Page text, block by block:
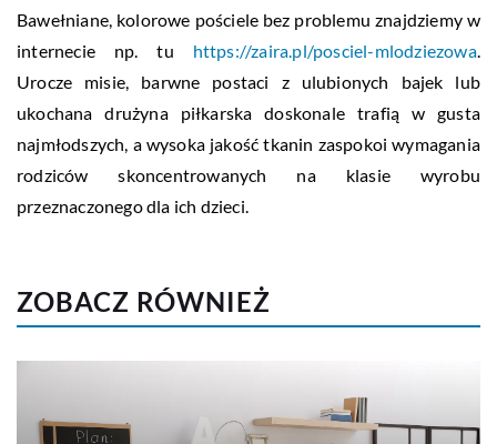
Bawełniane, kolorowe pościele bez problemu znajdziemy w
internecie np. tu https://zaira.pl/posciel-mlodziezowa.
Urocze misie, barwne postaci z ulubionych bajek lub
ukochana drużyna piłkarska doskonale trafią w gusta
najmłodszych, a wysoka jakość tkanin zaspokoi wymagania
rodziców skoncentrowanych na klasie wyrobu
przeznaczonego dla ich dzieci.
ZOBACZ RÓWNIEŻ